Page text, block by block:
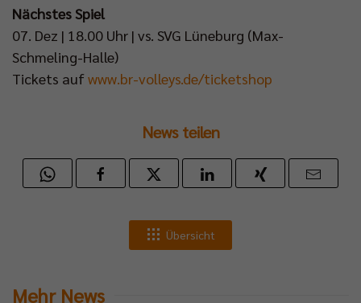
Nächstes Spiel
07. Dez | 18.00 Uhr | vs. SVG Lüneburg (Max-
Schmeling-Halle)
Tickets auf www.br-volleys.de/ticketshop
News teilen
Übersicht
Mehr News